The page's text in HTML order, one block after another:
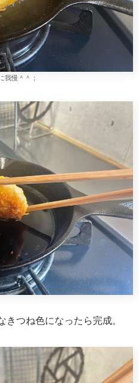
我慢＾＾；
きつね色になったら完成。